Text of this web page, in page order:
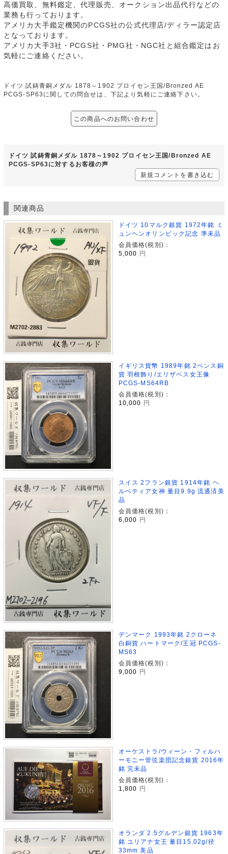
高価買取、無料鑑定、代理販売、オークション出品代行などの
業務も行っております。
アメリカ大手鑑定機関のPCGS社の公式代理店/ディラー認定店
となっております。
アメリカ大手3社・PCGS社・PMG社・NGC社と組合鑑定はお
気軽にご連絡ください。
ドイツ 試鋳青銅メダル 1878～1902 プロイセン王国/Bronzed AE
PCGS-SP63に関しての問合せは、下記より気軽にご連絡下さい。
この商品へのお問い合わせ
ドイツ 試鋳青銅メダル 1878～1902 プロイセン王国/Bronzed AE
PCGS-SP63に対するお客様の声
新規コメントを書き込む
関連商品
ドイツ 10マルク銀貨 1972年銘 ミ
ュンヘンオリンピック記念 準未品
会員価格(税別)：
5,000
円
イギリス貨幣 1989年銘 2ペンス銅
貨 羽根飾り/エリザベス女王像
PCGS-MS64RB
会員価格(税別)：
10,000 円
スイス 2フラン銀貨 1914年銘 ヘ
ルベティア女神 量目9.9g 流通済美
品
会員価格(税別)：
6,000 円
デンマーク 1993年銘 2クローネ
白銅貨 ハートマーク/王冠 PCGS-
MS63
会員価格(税別)：
9,000 円
オーケストラ/ウィーン・フィルハ
ーモニー管弦楽団記念銀貨 2016年
銘 完未品
会員価格(税別)：
1,800 円
オランダ 2.5グルデン銀貨 1963年
銘 ユリアナ女王 量目15.02g/径
33mm 美品